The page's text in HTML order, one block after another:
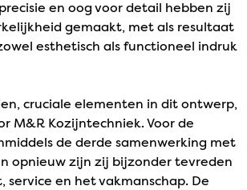
en oog voor detail hebben zij
gemaakt, met als resultaat
esthetisch als functioneel indruk
cruciale elementen in dit ontwerp,
M&R Kozijntechniek. Voor de
de derde samenwerking met
opnieuw zijn zij bijzonder tevreden
service en het vakmanschap. De